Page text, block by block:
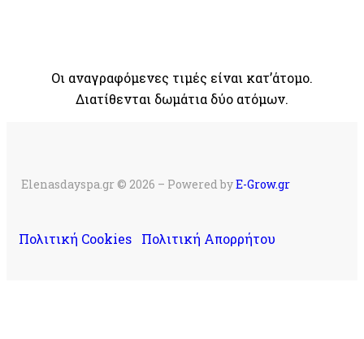
Οι αναγραφόμενες τιμές είναι κατ’άτομο.
Διατίθενται δωμάτια δύο ατόμων.
Elenasdayspa.gr © 2026 – Powered byE-Grow.gr
Πολιτική Cookies Πολιτική Απορρήτου